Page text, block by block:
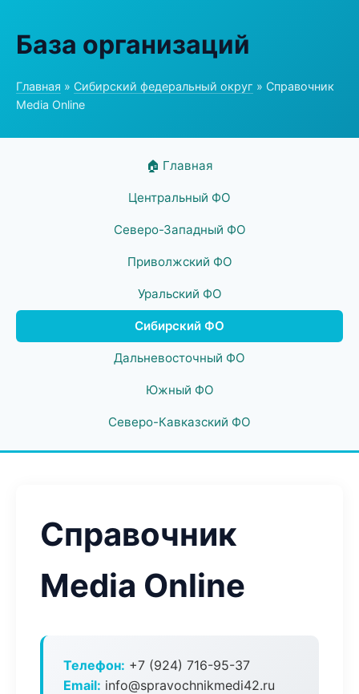
База организаций
Главная » Сибирский федеральный округ » Справочник
Media Online
🏠 Главная
Центральный ФО
Северо-Западный ФО
Приволжский ФО
Уральский ФО
Сибирский ФО
Дальневосточный ФО
Южный ФО
Северо-Кавказский ФО
Справочник
Media Online
Телефон: +7 (924) 716-95-37
Email: info@spravochnikmedi42.ru